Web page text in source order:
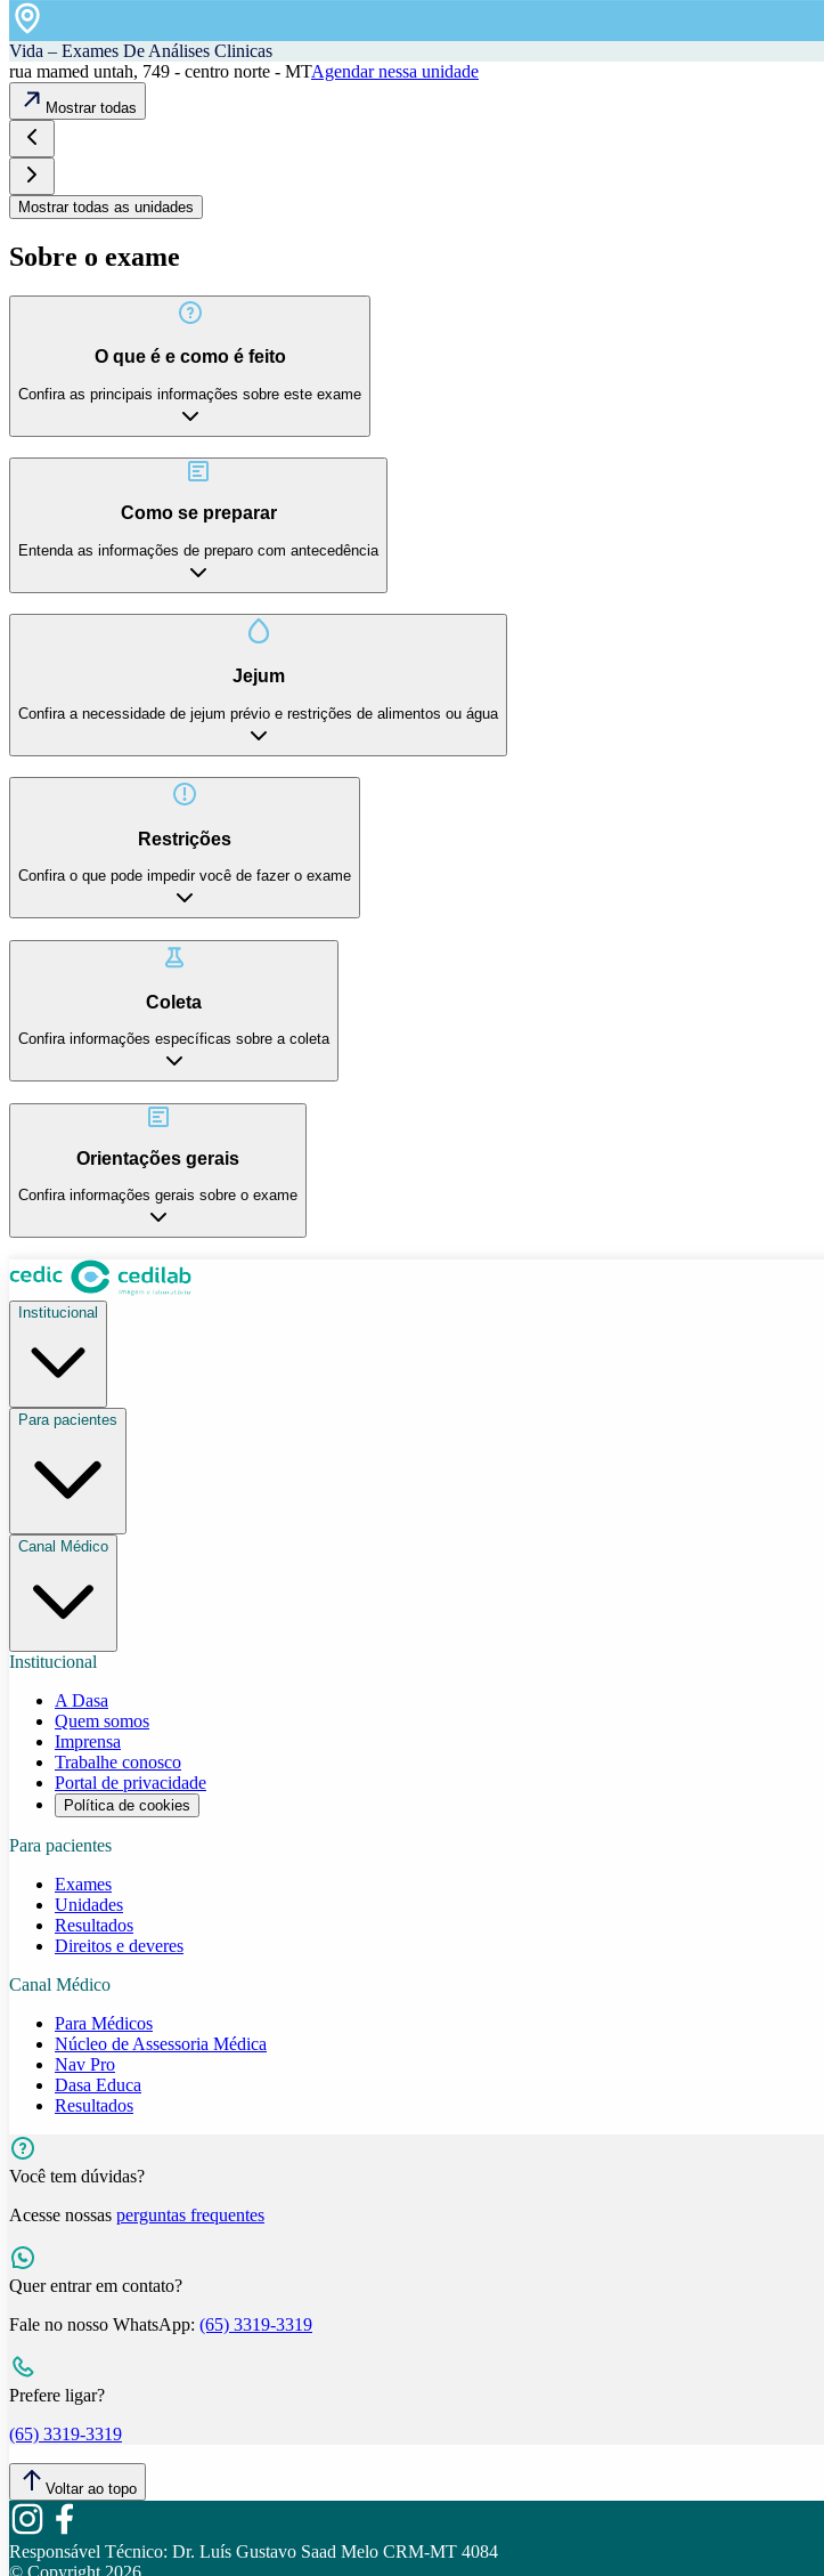
Vida – Exames De Análises Clinicas
rua mamed untah, 749 - centro norte - MTAgendar nessa unidade
Mostrar todas
Mostrar todas as unidades
Sobre o exame
O que é e como é feito
Confira as principais informações sobre este exame
Como se preparar
Entenda as informações de preparo com antecedência
Jejum
Confira a necessidade de jejum prévio e restrições de alimentos ou água
Restrições
Confira o que pode impedir você de fazer o exame
Coleta
Confira informações específicas sobre a coleta
Orientações gerais
Confira informações gerais sobre o exame
Institucional
Para pacientes
Canal Médico
Institucional
A Dasa
Quem somos
Imprensa
Trabalhe conosco
Portal de privacidade
Política de cookies
Para pacientes
Exames
Unidades
Resultados
Direitos e deveres
Canal Médico
Para Médicos
Núcleo de Assessoria Médica
Nav Pro
Dasa Educa
Resultados
Você tem dúvidas?
Acesse nossas perguntas frequentes
Quer entrar em contato?
Fale no nosso WhatsApp: (65) 3319-3319
Prefere ligar?
(65) 3319-3319
Voltar ao topo
Responsável Técnico: Dr. Luís Gustavo Saad Melo CRM-MT 4084
© Copyright 2026